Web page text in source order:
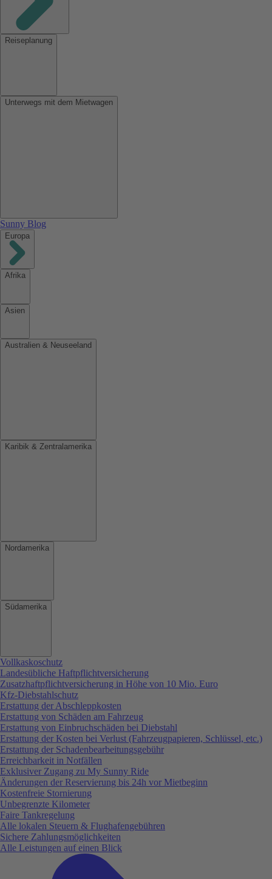
Reiseplanung
Unterwegs mit dem Mietwagen
Sunny Blog
Europa
Afrika
Asien
Australien & Neuseeland
Karibik & Zentralamerika
Nordamerika
Südamerika
Vollkaskoschutz
Landesübliche Haftpflichtversicherung
Zusatzhaftpflichtversicherung in Höhe von 10 Mio. Euro
Kfz-Diebstahlschutz
Erstattung der Abschleppkosten
Erstattung von Schäden am Fahrzeug
Erstattung von Einbruchschäden bei Diebstahl
Erstattung der Kosten bei Verlust (Fahrzeugpapieren, Schlüssel, etc.)
Erstattung der Schadenbearbeitungsgebühr
Erreichbarkeit in Notfällen
Exklusiver Zugang zu My Sunny Ride
Änderungen der Reservierung bis 24h vor Mietbeginn
Kostenfreie Stornierung
Unbegrenzte Kilometer
Faire Tankregelung
Alle lokalen Steuern & Flughafengebühren
Sichere Zahlungsmöglichkeiten
Alle Leistungen auf einen Blick